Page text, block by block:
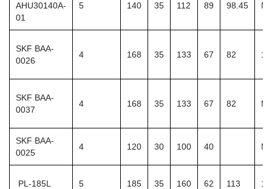
AHU30140A-
01
5 140 35 112 89 98.45
SKF BAA-
0026
4 168 35 133 67 82
SKF BAA-
0037
4 168 35 133 67 82
SKF BAA-
0025
4 120 30 100 40
PL-185L 5 185 35 160 62 113 12